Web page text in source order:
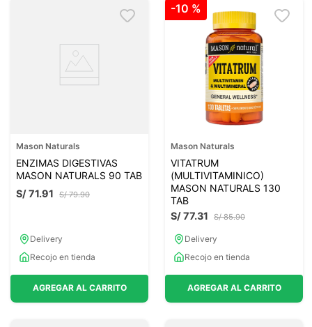
Mason Naturals
ENZIMAS DIGESTIVAS
MASON NATURALS 90 TAB
S/ 79.90
S/71.91
Delivery
Recojo en tienda
AGREGAR AL CARRITO
-10 %
Mason Naturals
VITATRUM
(MULTIVITAMINICO)
MASON NATURALS 130
TAB
S/ 85.90
S/77.31
Delivery
Recojo en tienda
AGREGAR AL CARRITO